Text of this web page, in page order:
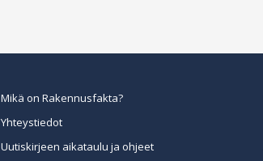
Mikä on Rakennusfakta?
Yhteystiedot
Uutiskirjeen aikataulu ja ohjeet